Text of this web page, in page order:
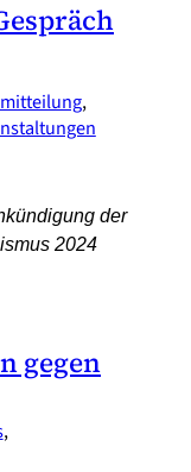
,
gegen
,